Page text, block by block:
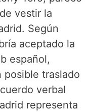
vestir la
Según
aceptado la
español,
posible traslado
verbal
representa